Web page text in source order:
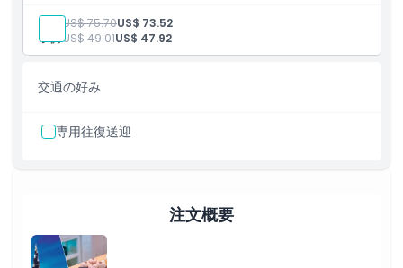
大人: US$ 75.70US$ 73.52
子供:US$ 49.01US$ 47.92
交通の好み
専用往復送迎
注文概要